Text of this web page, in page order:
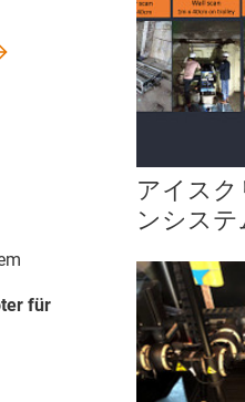
für
アイス
ンシステ